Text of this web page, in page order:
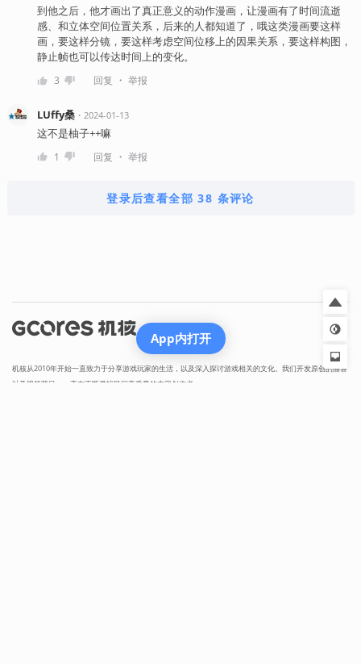
到他之后，他才画出了真正意义的动作漫画，让漫画有了时间流逝
感、和立体空间位置关系，后来的人都知道了，哦这类漫画要这样
画，要这样分镜，要这样考虑空间位移上的因果关系，要这样构图，
静止帧也可以传达时间上的变化。
3 回复 ・ 举报
LUffy桑・ 2024-01-13
这不是柚子++嘛
1 回复 ・ 举报
登录后查看全部 38 条评论
机核从2010年开始一直致力于分享游戏玩家的生活，以及深入探讨游戏相关的文化。我们开发原创的播客
以及视频节目，一直在不断寻找民间高质量的内容创作者。
App内打开